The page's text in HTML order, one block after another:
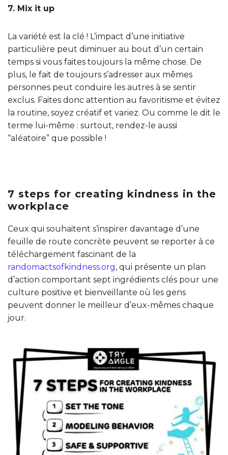
7. Mix it up
La variété est la clé ! L’impact d’une initiative
particulière peut diminuer au bout d’un certain
temps si vous faites toujours la même chose. De
plus, le fait de toujours s’adresser aux mêmes
personnes peut conduire les autres à se sentir
exclus. Faites donc attention au favoritisme et évitez
la routine, soyez créatif et variez. Ou comme le dit le
terme lui-même : surtout, rendez-le aussi
“aléatoire” que possible !
7 steps for creating kindness in the
workplace
Ceux qui souhaitent s’inspirer davantage d’une
feuille de route concrète peuvent se reporter à ce
téléchargement fascinant de la
randomactsofkindness.org, qui présente un plan
d’action comportant sept ingrédients clés pour une
culture positive et bienveillante où les gens
peuvent donner le meilleur d’eux-mêmes chaque
jour.